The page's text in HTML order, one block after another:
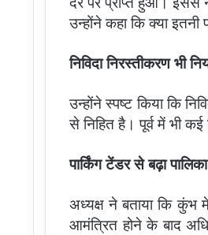
उन्होंने कहा कि क्या
निविदा निरस्तीकरण भी
उन्होंने स्पष्ट किया कि
से निहित है। पूर्व में भी
पार्किंग टेंडर से बढ़ा
अध्यक्ष ने बताया कि कुंभ
आमंत्रित होने के बाद